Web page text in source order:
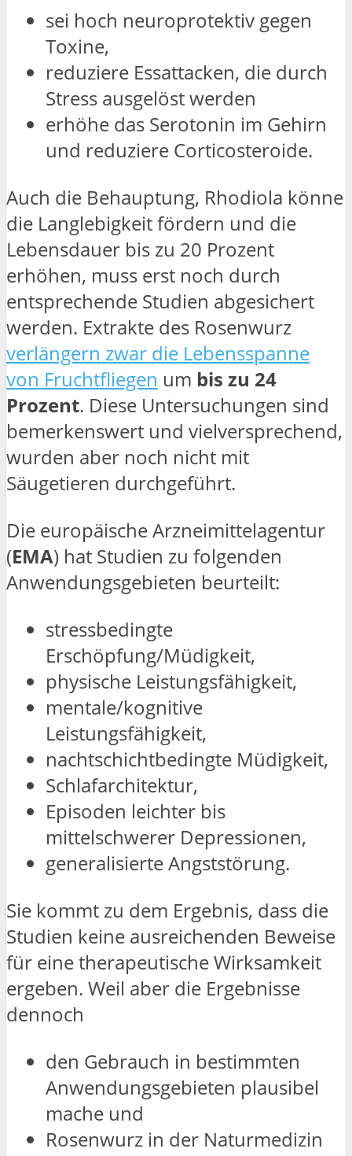
sei hoch neuroprotektiv gegen
Toxine,
reduziere Essattacken, die durch
Stress ausgelöst werden
erhöhe das Serotonin im Gehirn
und reduziere Corticosteroide.
Auch die Behauptung, Rhodiola könne
die Langlebigkeit fördern und die
Lebensdauer bis zu 20 Prozent
erhöhen, muss erst noch durch
entsprechende Studien abgesichert
werden. Extrakte des Rosenwurz
verlängern zwar die Lebensspanne
von Fruchtfliegen um bis zu 24
Prozent. Diese Untersuchungen sind
bemerkenswert und vielversprechend,
wurden aber noch nicht mit
Säugetieren durchgeführt.
Die europäische Arzneimittelagentur
(EMA) hat Studien zu folgenden
Anwendungsgebieten beurteilt:
stressbedingte
Erschöpfung/Müdigkeit,
physische Leistungsfähigkeit,
mentale/kognitive
Leistungsfähigkeit,
nachtschichtbedingte Müdigkeit,
Schlafarchitektur,
Episoden leichter bis
mittelschwerer Depressionen,
generalisierte Angststörung.
Sie kommt zu dem Ergebnis, dass die
Studien keine ausreichenden Beweise
für eine therapeutische Wirksamkeit
ergeben. Weil aber die Ergebnisse
dennoch
den Gebrauch in bestimmten
Anwendungsgebieten plausibel
mache und
Rosenwurz in der Naturmedizin